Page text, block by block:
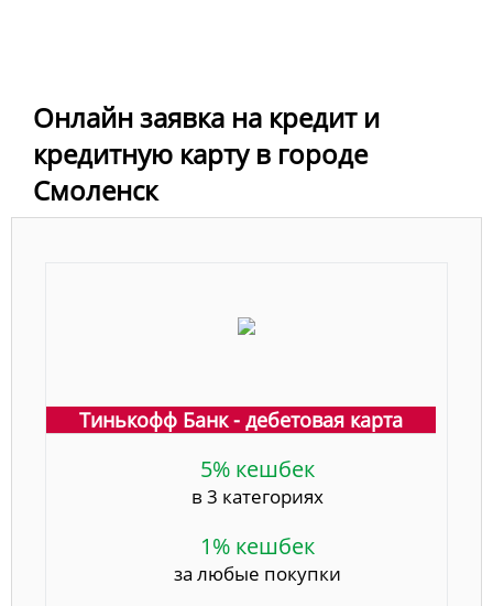
Онлайн заявка на кредит и
кредитную карту в городе
Смоленск
Тинькофф Банк - дебетовая карта
5% кешбек
в 3 категориях
1% кешбек
за любые покупки